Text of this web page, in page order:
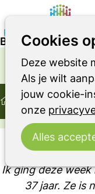
Cookies
Deze website
Als je wilt
jouw cookie-
onze
Alles
Home
Ontmoeting
Blog: Holistisch
OVER LEVEN
Ik ging deze
37 jaar. Ze is